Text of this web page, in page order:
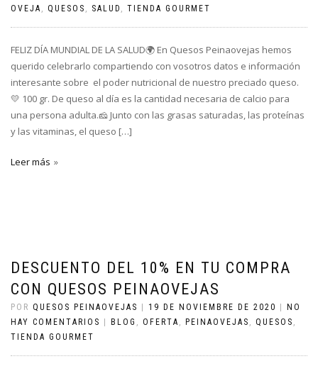
OVEJA , QUESOS , SALUD , TIENDA GOURMET
FELIZ DÍA MUNDIAL DE LA SALUD🌍 En Quesos Peinaovejas hemos
querido celebrarlo compartiendo con vosotros datos e información
interesante sobre el poder nutricional de nuestro preciado queso.
💛 100 gr. De queso al día es la cantidad necesaria de calcio para
una persona adulta.🧀 Junto con las grasas saturadas, las proteínas
y las vitaminas, el queso […]
Leer más
DESCUENTO DEL 10% EN TU COMPRA
CON QUESOS PEINAOVEJAS
POR QUESOS PEINAOVEJAS 19 DE NOVIEMBRE DE 2020
NO
HAY COMENTARIOS
BLOG , OFERTA , PEINAOVEJAS , QUESOS ,
TIENDA GOURMET